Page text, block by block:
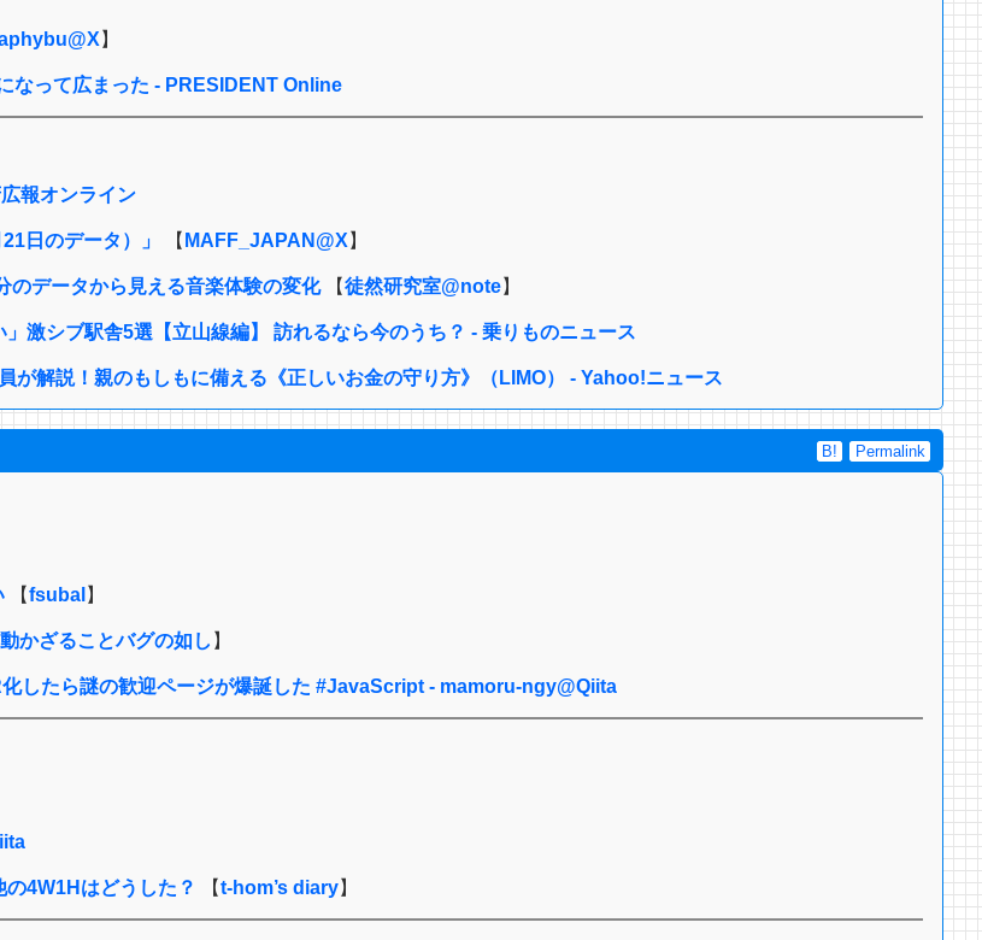
】
なって広まった - PRESIDENT Online
報オンライン
日のデータ）」 【 MAFF_JAPAN@X 】
のデータから見える音楽体験の変化【徒然研究室@note】
激シブ駅舎5選【立山線編】 訪れるなら今のうち？ - 乗りものニュース
が解説！親のもしもに備える《正しいお金の守り方》（LIMO） - Yahoo!ニュース
B! Permalink
【fsubal 】
動かざることバグの如し 】
したら謎の歓迎ページが爆誕した #JavaScript - mamoru-ngy@Qiita
4W1Hはどうした？ 【t-hom’s diary】